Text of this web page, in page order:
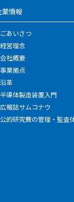
業情報
ごあいさつ
経営理念
会社概要
事業拠点
沿革
半導体製造装置入門
広報誌サムコナウ
公的研究費の管理・監査